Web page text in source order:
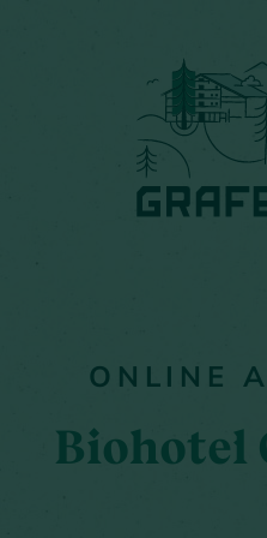
ONLINE
Biohotel